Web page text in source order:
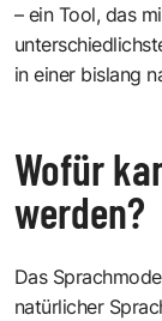
– ein Tool, das
in einer bislang
Wofür
werden?
Das
natürlicher